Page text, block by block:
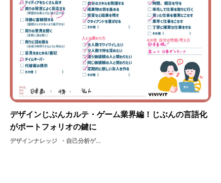
デザインじぶんカルテ・ゲーム業界編！じぶんの言語化
がポートフォリオの鍵に
デザインナレッジ 自己分析ゲーム業界